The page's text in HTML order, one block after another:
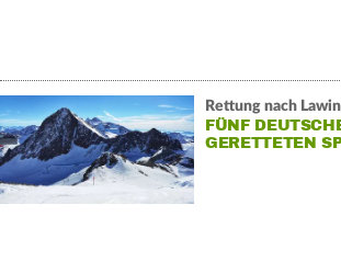
Rettung nach
FÜNF
GERETTETEN